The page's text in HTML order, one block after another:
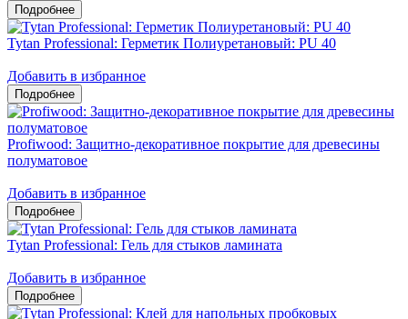
Tytan Professional: Герметик Полиуретановый: PU 40
Добавить в избранное
Profiwood: Защитно-декоративное покрытие для древесины
полуматовое
Добавить в избранное
Tytan Professional: Гель для стыков ламината
Добавить в избранное